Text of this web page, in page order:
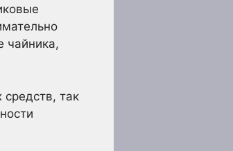
чайника,
так